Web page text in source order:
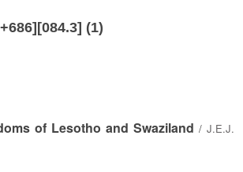
(1)
of Lesotho and Swaziland / J.E.J.